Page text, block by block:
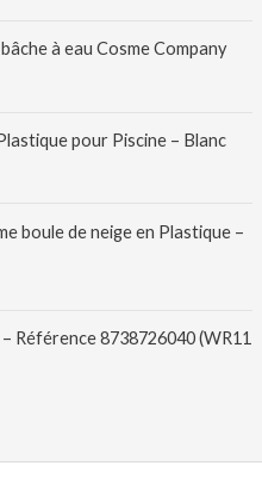
à eau Cosme Company
pour Piscine – Blanc
boule de neige en Plastique –
– Référence 8738726040 (WR11